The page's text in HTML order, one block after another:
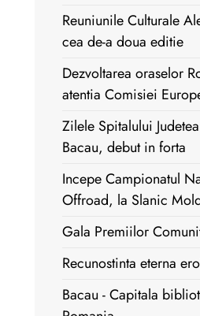
Reuniunile Culturale
cea de-a doua editie
Dezvoltarea oraselor
atentia Comisiei
Zilele Spitalului
Bacau, debut in forta
Incepe Campionatul
Offroad, la Slanic
Gala Premiilor
Recunostinta eterna
Bacau - Capitala